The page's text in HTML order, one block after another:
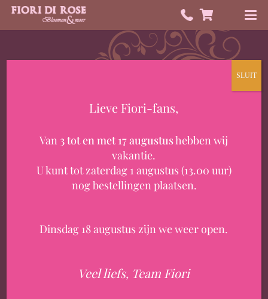
HEB JE EEN VRAAG?
Lieve Fiori-fans,
Van 3 tot en met 17 augustushebben wij
vakantie.
U kunt tot zaterdag 1 augustus (13.00 uur)
nog bestellingen plaatsen.
Dinsdag 18 augustus zijn we weer open.
Veel liefs, Team Fiori
SLUIT